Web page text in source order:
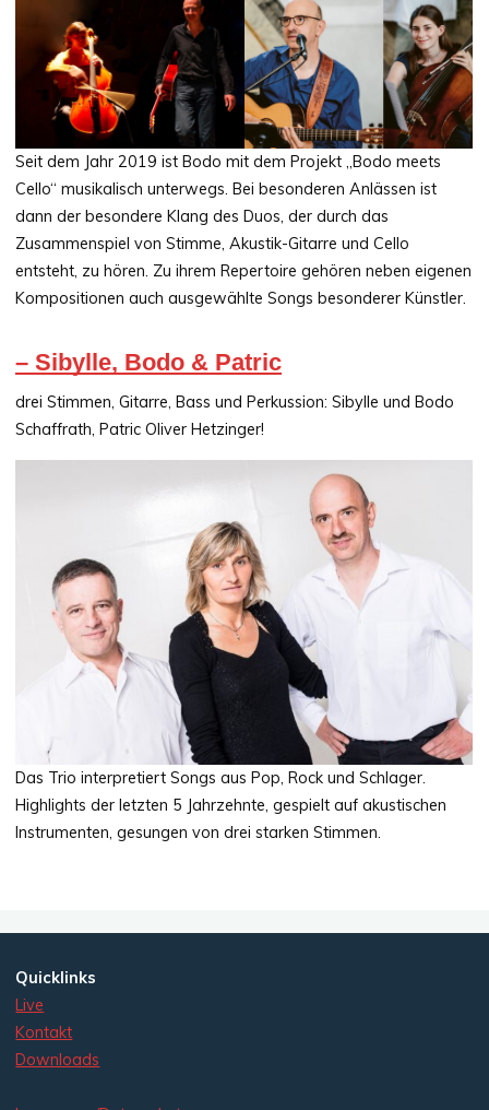
Seit dem Jahr 2019 ist Bodo mit dem Projekt „Bodo meets
Cello“ musikalisch unterwegs. Bei besonderen Anlässen ist
dann der besondere Klang des Duos, der durch das
Zusammenspiel von Stimme, Akustik-Gitarre und Cello
entsteht, zu hören. Zu ihrem Repertoire gehören neben eigenen
Kompositionen auch ausgewählte Songs besonderer Künstler.
– Sibylle, Bodo & Patric
drei Stimmen, Gitarre, Bass und Perkussion: Sibylle und Bodo
Schaffrath, Patric Oliver Hetzinger!
Das Trio interpretiert Songs aus Pop, Rock und Schlager.
Highlights der letzten 5 Jahrzehnte, gespielt auf akustischen
Instrumenten, gesungen von drei starken Stimmen.
Quicklinks
Live
Kontakt
Downloads